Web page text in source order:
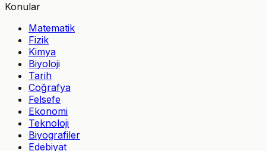
Konular
Matematik
Fizik
Kimya
Biyoloji
Tarih
Coğrafya
Felsefe
Ekonomi
Teknoloji
Biyografiler
Edebiyat